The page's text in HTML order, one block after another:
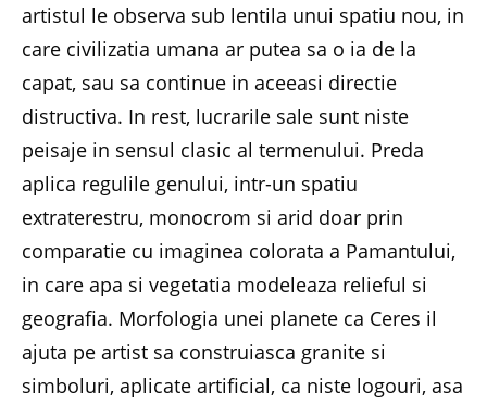
artistul le observa sub lentila unui spatiu nou, in
care civilizatia umana ar putea sa o ia de la
capat, sau sa continue in aceeasi directie
distructiva. In rest, lucrarile sale sunt niste
peisaje in sensul clasic al termenului. Preda
aplica regulile genului, intr-un spatiu
extraterestru, monocrom si arid doar prin
comparatie cu imaginea colorata a Pamantului,
in care apa si vegetatia modeleaza relieful si
geografia. Morfologia unei planete ca Ceres il
ajuta pe artist sa construiasca granite si
simboluri, aplicate artificial, ca niste logouri, asa